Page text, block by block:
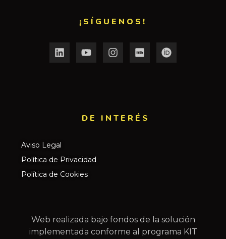
¡SÍGUENOS!
DE INTERÉS​
Aviso Legal
Política de Privacidad
Política de Cookies
Web realizada bajo fondos de la solución
implementada conforme al programa KIT